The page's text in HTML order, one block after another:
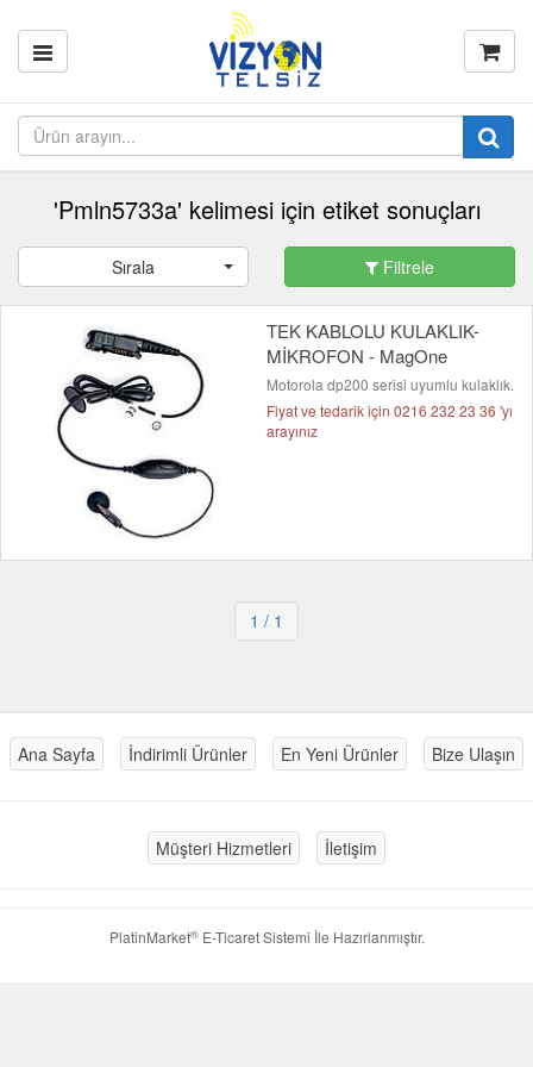
'Pmln5733a' kelimesi için etiket sonuçları
Sırala Filtrele
TEK KABLOLU KULAKLIK-
MİKROFON - MagOne
Motorola dp200 serisi uyumlu kulaklık.
Fiyat ve tedarik için 0216 232 23 36 'yı
arayınız
1 / 1
Ana Sayfa İndirimli Ürünler En Yeni Ürünler Bize Ulaşın
Müşteri Hizmetleri İletişim
PlatinMarket®E-Ticaret Sistemi İle Hazırlanmıştır.